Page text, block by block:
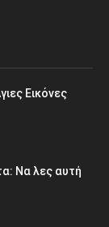
Εικόνες
Να λες αυτή